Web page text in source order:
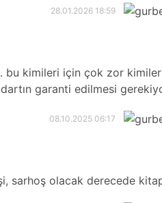
28.01.2026 18:59
bu kimileri için çok zor
garanti edilmesi
08.10.2025 06:17
sarhoş olacak derecede